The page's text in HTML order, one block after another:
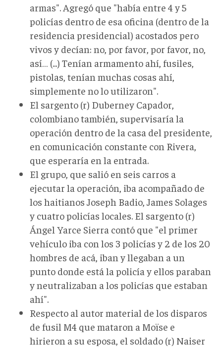
armas". Agregó que "había entre 4 y 5
policías dentro de esa oficina (dentro de la
residencia presidencial) acostados pero
vivos y decían: no, por favor, por favor, no,
así… (...) Tenían armamento ahí, fusiles,
pistolas, tenían muchas cosas ahí,
simplemente no lo utilizaron".
El sargento (r) Duberney Capador,
colombiano también, supervisaría la
operación dentro de la casa del presidente,
en comunicación constante con Rivera,
que esperaría en la entrada.
El grupo, que salió en seis carros a
ejecutar la operación, iba acompañado de
los haitianos Joseph Badio, James Solages
y cuatro policías locales. El sargento (r)
Ángel Yarce Sierra contó que "el primer
vehículo iba con los 3 policías y 2 de los 20
hombres de acá, iban y llegaban a un
punto donde está la policía y ellos paraban
y neutralizaban a los policías que estaban
ahí".
Respecto al autor material de los disparos
de fusil M4 que mataron a Moïse e
hirieron a su esposa, el soldado (r) Naiser